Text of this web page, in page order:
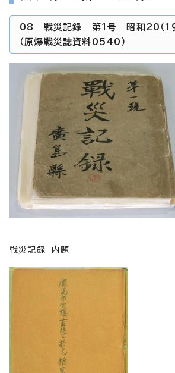
08 戦災記録 第1号 昭和20（
（原爆戦災誌資料0540）
戦災記録 内題